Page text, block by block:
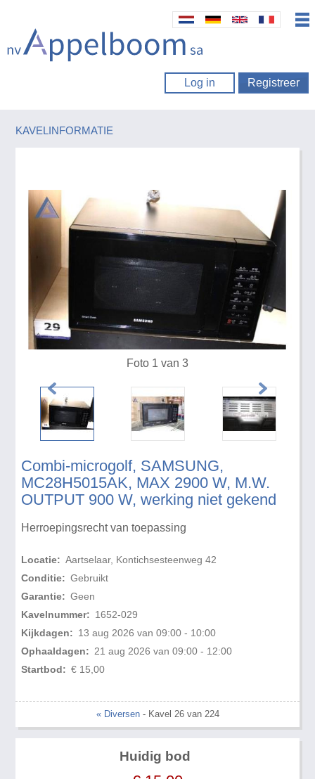
Log in Registreer
KAVELINFORMATIE
Combi-microgolf, SAMSUNG,
MC28H5015AK, MAX 2900 W, M.W.
OUTPUT 900 W, werking niet gekend
Herroepingsrecht van toepassing
Locatie: Aartselaar, Kontichsesteenweg 42
Conditie: Gebruikt
Garantie: Geen
Kavelnummer: 1652-029
Kijkdagen: 13 aug 2026 van 09:00 - 10:00
Ophaaldagen: 21 aug 2026 van 09:00 - 12:00
Startbod: € 15,00
Foto 1 van 3
« Diversen- Kavel 26 van 224
Huidig bod